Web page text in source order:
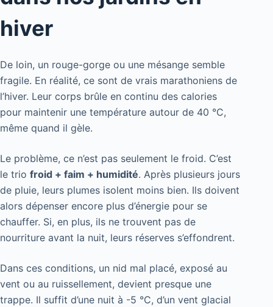
hiver
De loin, un rouge-gorge ou une mésange semble
fragile. En réalité, ce sont de vrais marathoniens de
l’hiver. Leur corps brûle en continu des calories
pour maintenir une température autour de 40 °C,
même quand il gèle.
Le problème, ce n’est pas seulement le froid. C’est
le trio froid + faim + humidité. Après plusieurs jours
de pluie, leurs plumes isolent moins bien. Ils doivent
alors dépenser encore plus d’énergie pour se
chauffer. Si, en plus, ils ne trouvent pas de
nourriture avant la nuit, leurs réserves s’effondrent.
Dans ces conditions, un nid mal placé, exposé au
vent ou au ruissellement, devient presque une
trappe. Il suffit d’une nuit à -5 °C, d’un vent glacial